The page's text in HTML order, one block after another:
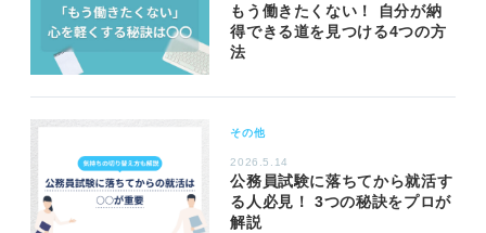
もう働きたくない！ 自分が納
得できる道を見つける4つの方
法
その他
2026.5.14
公務員試験に落ちてから就活す
る人必見！ 3つの秘訣をプロが
解説